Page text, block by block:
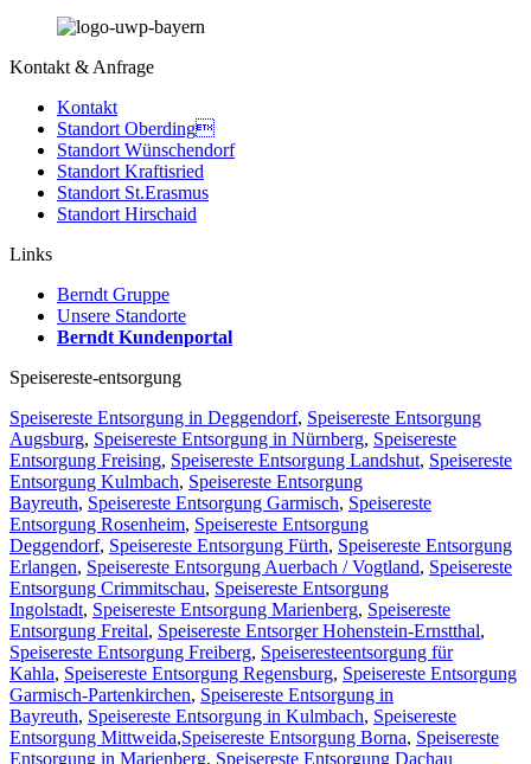
Kontakt & Anfrage
Kontakt
Standort Oberding
Standort Wünschendorf
Standort Kraftisried
Standort St.Erasmus
Standort Hirschaid
Links
Berndt Gruppe
Unsere Standorte
Berndt Kundenportal
Speisereste-entsorgung
Speisereste Entsorgung in Deggendorf, Speisereste Entsorgung
Augsburg, Speisereste Entsorgung in Nürnberg, Speisereste
Entsorgung Freising, Speisereste Entsorgung Landshut, Speisereste
Entsorgung Kulmbach, Speisereste Entsorgung
Bayreuth, Speisereste Entsorgung Garmisch, Speisereste
Entsorgung Rosenheim, Speisereste Entsorgung
Deggendorf, Speisereste Entsorgung Fürth, Speisereste Entsorgung
Erlangen, Speisereste Entsorgung Auerbach / Vogtland, Speisereste
Entsorgung Crimmitschau, Speisereste Entsorgung
Ingolstadt, Speisereste Entsorgung Marienberg, Speisereste
Entsorgung Freital, Speisereste Entsorger Hohenstein-Ernstthal,
Speisereste Entsorgung Freiberg, Speiseresteentsorgung für
Kahla, Speisereste Entsorgung Regensburg, Speisereste Entsorgung
Garmisch-Partenkirchen, Speisereste Entsorgung in
Bayreuth, Speisereste Entsorgung in Kulmbach, Speisereste
Entsorgung Mittweida,Speisereste Entsorgung Borna, Speisereste
Entsorgung in Marienberg, Speisereste Entsorgung Dachau